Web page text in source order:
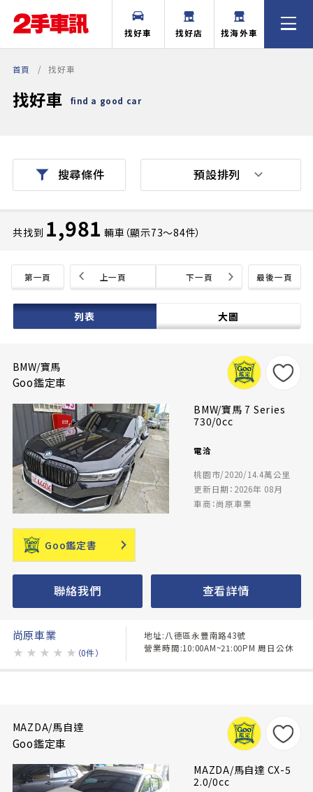
找好車 找好店 找海外車
首頁 找好車
找好車 find a good car
搜尋條件
共找到 1,981 輛車（顯示73〜84件）
第一頁 最後一頁
上一頁 下一頁
列表 大圖
預設排列
BMW/寶馬
Goo鑑定車
BMW/寶馬 7 Series
730/0cc
電洽
桃園市/2020/14.4萬公里
更新日期：2026年 08月
車商：尚原車業
Goo鑑定書
聯絡我們 查看詳情
尚原車業
★ ★ ★ ★ ★ （0件）
地址:八德區永豐南路43號
營業時間:10:00AM~21:00PM 周日公休
MAZDA/馬自達
Goo鑑定車
MAZDA/馬自達 CX-5
2.0/0cc